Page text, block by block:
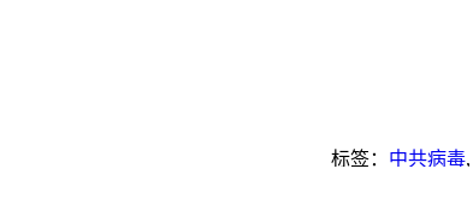
标签： 中共病毒,